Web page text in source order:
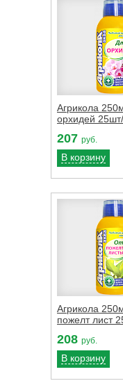
Агрикола
орхидей
207 руб.
В корзину
Агрикола
пожелт лист
208 руб.
В корзину